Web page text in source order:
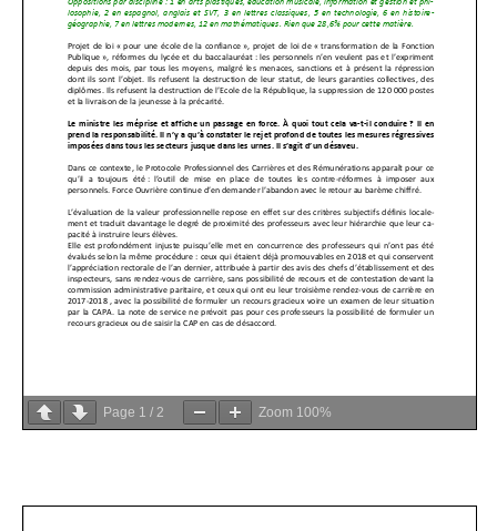
Page 1 / 2 Zoom 100%